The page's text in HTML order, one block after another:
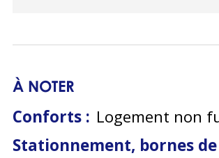
À NOTER
Conforts : Logement non
Stationnement, bornes